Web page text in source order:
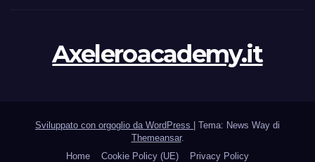
Axeleroacademy.it
Sviluppato con orgoglio da WordPress
Tema: News Way di
Themeansar.
Home
Cookie Policy (UE) Privacy Policy